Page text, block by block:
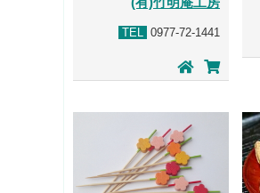
(有)竹明庵工房
TEL 0977-72-1441